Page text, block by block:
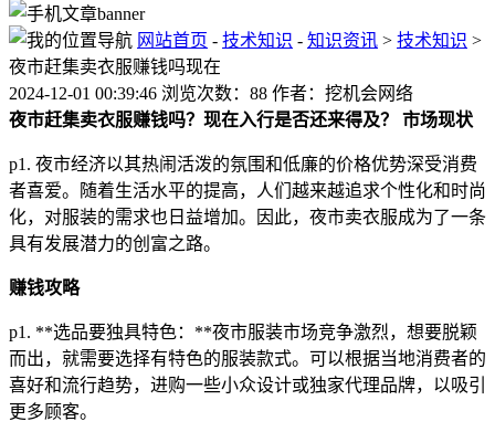
网站首页 - 技术知识 - 知识资讯 > 技术知识 >
夜市赶集卖衣服赚钱吗现在
2024-12-01 00:39:46 浏览次数：88 作者：挖机会网络
夜市赶集卖衣服赚钱吗？现在入行是否还来得及？
市场现状
p1. 夜市经济以其热闹活泼的氛围和低廉的价格优势深受消费
者喜爱。随着生活水平的提高，人们越来越追求个性化和时尚
化，对服装的需求也日益增加。因此，夜市卖衣服成为了一条
具有发展潜力的创富之路。
赚钱攻略
p1. **选品要独具特色：**夜市服装市场竞争激烈，想要脱颖
而出，就需要选择有特色的服装款式。可以根据当地消费者的
喜好和流行趋势，进购一些小众设计或独家代理品牌，以吸引
更多顾客。